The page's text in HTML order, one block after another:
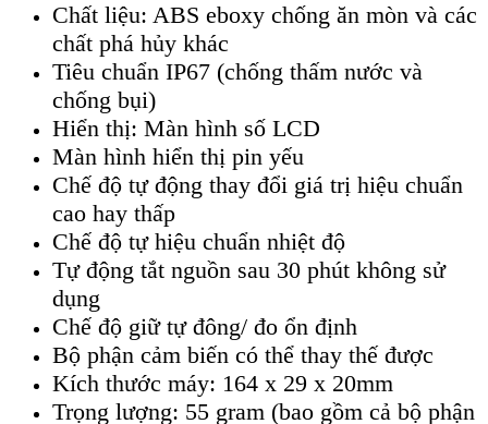
Chất liệu: ABS eboxy chống ăn mòn và các
chất phá hủy khác
Tiêu chuẩn IP67 (chống thấm nước và
chống bụi)
Hiển thị: Màn hình số LCD
Màn hình hiển thị pin yếu
Chế độ tự động thay đổi giá trị hiệu chuẩn
cao hay thấp
Chế độ tự hiệu chuẩn nhiệt độ
Tự động tắt nguồn sau 30 phút không sử
dụng
Chế độ giữ tự đông/ đo ổn định
Bộ phận cảm biến có thể thay thế được
Kích thước máy: 164 x 29 x 20mm
Trọng lượng: 55 gram (bao gồm cả bộ phận